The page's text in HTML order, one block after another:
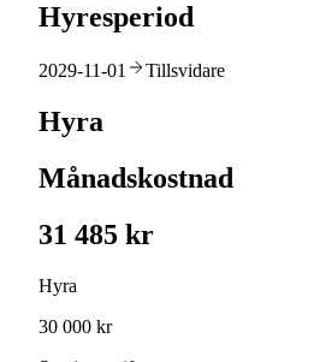
Hyresperiod
2029-11-01 Tillsvidare
Hyra
Månadskostnad
31 485 kr
Hyra
30 000 kr